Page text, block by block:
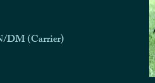
(Carrier)